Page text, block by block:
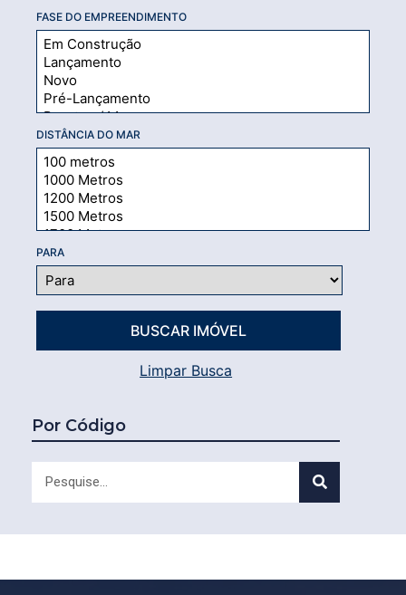
FASE DO EMPREENDIMENTO
DISTÂNCIA DO MAR
PARA
Limpar Busca
Por Código